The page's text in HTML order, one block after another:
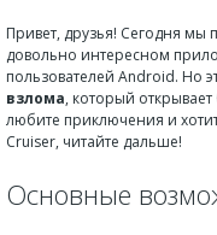
Привет, друзья! Сегодня мы
довольно интересном
пользователей Android. Но
взлома, который
любите приключения и
Cruiser, читайте дальше!
Основные